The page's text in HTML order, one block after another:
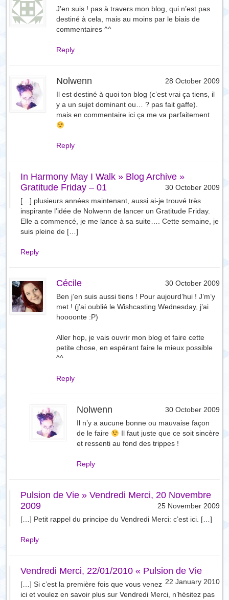
J’en suis ! pas à travers mon blog, qui n’est pas
destiné à cela, mais au moins par le biais de
commentaires ^^
Reply
Nolwenn
28 October 2009
Il est destiné à quoi ton blog (c’est vrai ça tiens, il
y a un sujet dominant ou… ? pas fait gaffe).
mais en commentaire ici ça me va parfaitement
Reply
In Harmony May I Walk » Blog Archive »
Gratitude Friday – 01
30 October 2009
[…] plusieurs années maintenant, aussi ai-je trouvé très
inspirante l’idée de Nolwenn de lancer un Gratitude Friday.
Elle a commencé, je me lance à sa suite…. Cette semaine, je
suis pleine de […]
Reply
Cécile
30 October 2009
Ben j’en suis aussi tiens ! Pour aujourd’hui ! J’m’y
met ! (j’ai oublié le Wishcasting Wednesday, j’ai
hoooonte :P)
Aller hop, je vais ouvrir mon blog et faire cette
petite chose, en espérant faire le mieux possible
^^
Reply
Nolwenn
30 October 2009
Il n’y a aucune bonne ou mauvaise façon
de le faire
Il faut juste que ce soit sincère
et ressenti au fond des trippes !
Reply
Pulsion de Vie » Vendredi Merci, 20 Novembre
2009
25 November 2009
[…] Petit rappel du principe du Vendredi Merci: c’est ici. […]
Reply
Vendredi Merci, 22/01/2010 « Pulsion de Vie
22 January 2010
[…] Si c’est la première fois que vous venez
ici et voulez en savoir plus sur Vendredi Merci, n’hésitez pas